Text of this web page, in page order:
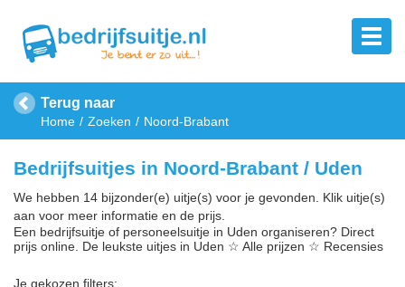
Terug naar
Home Zoeken Noord-Brabant
Bedrijfsuitjes in Noord-Brabant / Uden
We hebben 14 bijzonder(e) uitje(s) voor je gevonden. Klik uitje(s)
aan voor meer informatie en de prijs.
Een bedrijfsuitje of personeelsuitje in Uden organiseren? Direct
prijs online. De leukste uitjes in Uden ☆ Alle prijzen ☆ Recensies
Je gekozen filters: